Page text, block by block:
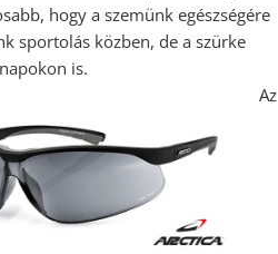
hogy a szemünk egészségére
sportolás közben, de a szürke
is.
Az